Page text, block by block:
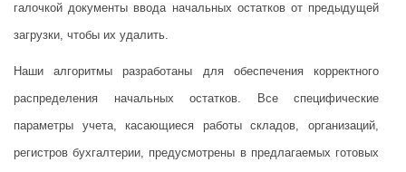
галочкой документы ввода начальных остатков от предыдущей
загрузки, чтобы их удалить.
Наши алгоритмы разработаны для обеспечения корректного
распределения начальных остатков. Все специфические
параметры учета, касающиеся работы складов, организаций,
регистров бухгалтерии, предусмотрены в предлагаемых готовых